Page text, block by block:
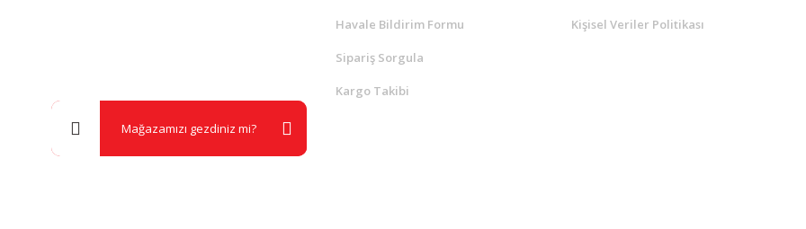
Mağazamızı gezdiniz mi?
Havale Bildirim Formu
Sipariş Sorgula
Kargo Takibi
Kişisel Veriler Politikası